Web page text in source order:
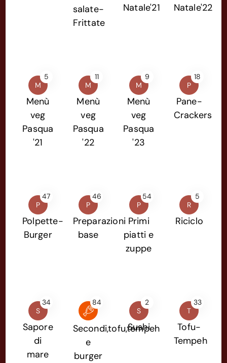
salate-
Frittate
Natale'21
Natale'22
M
5
Menù
veg
Pasqua
'21
M
11
Menù
veg
Pasqua
'22
M
9
Menù
veg
Pasqua
'23
P
18
Pane-
Crackers
P
47
Polpette-
Burger
P
46
Preparazioni
base
P
54
Primi
piatti e
zuppe
R
5
Riciclo
S
34
Sapore
di
mare
84
Secondi,tofu,tempeh
e
burger
S
2
Sushi
T
33
Tofu-
Tempeh